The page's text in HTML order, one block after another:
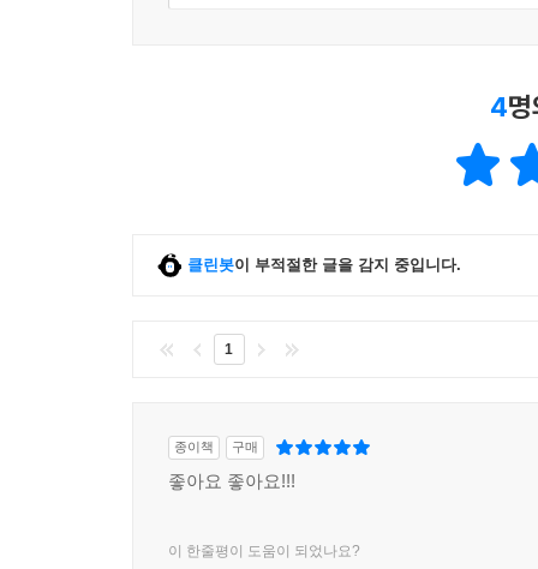
10 Iris Blur 필터로 아웃포커싱 효과 적용하기
11 Tilt-Shift 필터를 이용해 원하는 방향으로 수평
14 Render 필터로 나무가 있는 액자 만들기
혼자 해 보기 | 필터 사용하여 효과 적용하기
4
클린봇이 부적절한 글을 감지 중입니다.
1
종이책 구매
좋아요 좋아요!!!
이 한줄평이 도움이 되었나요?